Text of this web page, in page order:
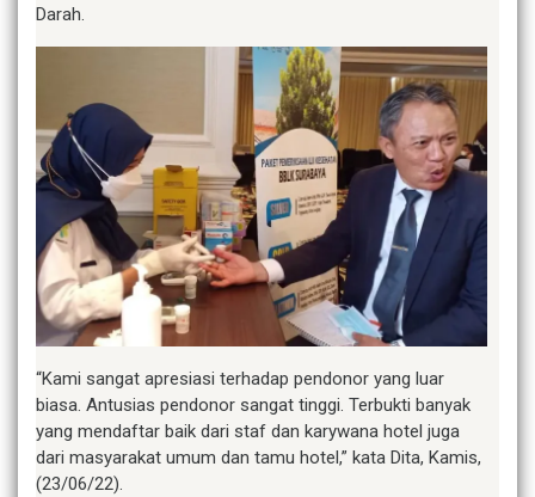
Darah.
“Kami sangat apresiasi terhadap pendonor yang luar
biasa. Antusias pendonor sangat tinggi. Terbukti banyak
yang mendaftar baik dari staf dan karywana hotel juga
dari masyarakat umum dan tamu hotel,” kata Dita, Kamis,
(23/06/22).